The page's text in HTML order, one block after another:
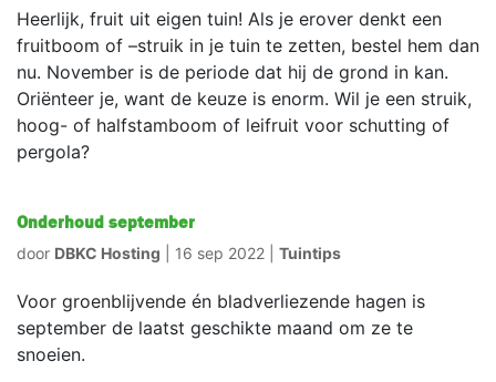
Heerlijk, fruit uit eigen tuin! Als je erover denkt een
fruitboom of –struik in je tuin te zetten, bestel hem dan
nu. November is de periode dat hij de grond in kan.
Oriënteer je, want de keuze is enorm. Wil je een struik,
hoog- of halfstamboom of leifruit voor schutting of
pergola?
Onderhoud september
door DBKC Hosting 16 sep 2022 Tuintips
Voor groenblijvende én bladverliezende hagen is
september de laatst geschikte maand om ze te
snoeien.